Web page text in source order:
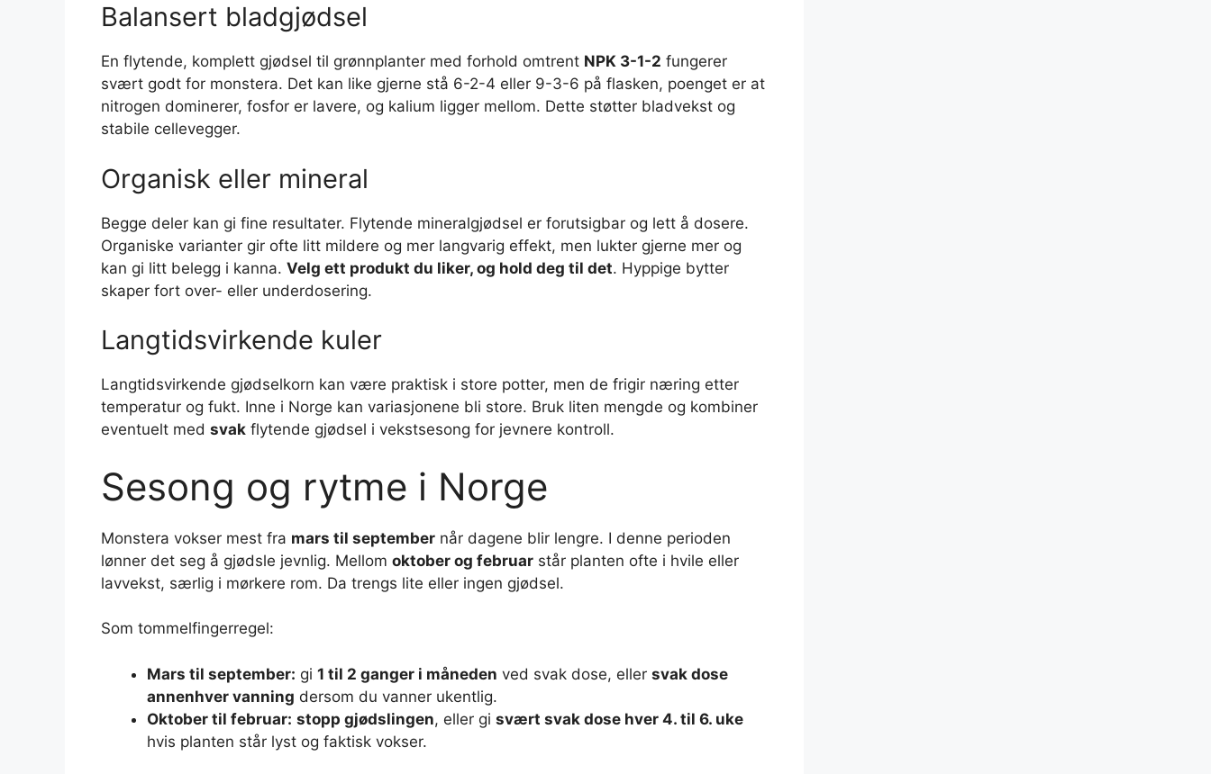
Balansert bladgjødsel
En flytende, komplett gjødsel til grønnplanter med forhold omtrent NPK 3-1-2 fungerer
svært godt for monstera. Det kan like gjerne stå 6-2-4 eller 9-3-6 på flasken, poenget er at
nitrogen dominerer, fosfor er lavere, og kalium ligger mellom. Dette støtter bladvekst og
stabile cellevegger.
Organisk eller mineral
Begge deler kan gi fine resultater. Flytende mineralgjødsel er forutsigbar og lett å dosere.
Organiske varianter gir ofte litt mildere og mer langvarig effekt, men lukter gjerne mer og
kan gi litt belegg i kanna. Velg ett produkt du liker, og hold deg til det. Hyppige bytter
skaper fort over- eller underdosering.
Langtidsvirkende kuler
Langtidsvirkende gjødselkorn kan være praktisk i store potter, men de frigir næring etter
temperatur og fukt. Inne i Norge kan variasjonene bli store. Bruk liten mengde og kombiner
eventuelt med svak flytende gjødsel i vekstsesong for jevnere kontroll.
Sesong og rytme i Norge
Monstera vokser mest fra mars til september når dagene blir lengre. I denne perioden
lønner det seg å gjødsle jevnlig. Mellom oktober og februar står planten ofte i hvile eller
lavvekst, særlig i mørkere rom. Da trengs lite eller ingen gjødsel.
Som tommelfingerregel:
Mars til september: gi 1 til 2 ganger i måneden ved svak dose, eller svak dose
annenhver vanning dersom du vanner ukentlig.
Oktober til februar: stopp gjødslingen, eller gi svært svak dose hver 4. til 6. uke
hvis planten står lyst og faktisk vokser.